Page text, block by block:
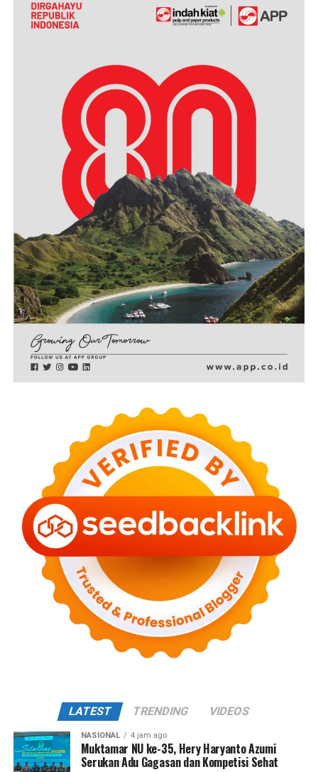
LATEST TRENDING VIDEOS
NASIONAL 4 jam ago
Muktamar NU ke-35, Hery Haryanto Azumi
Serukan Adu Gagasan dan Kompetisi Sehat